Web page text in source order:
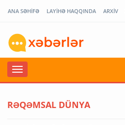
ANA SƏHİFƏ LAYİHƏ HAQQINDA ARXİV
RƏQƏMSAL DÜNYA